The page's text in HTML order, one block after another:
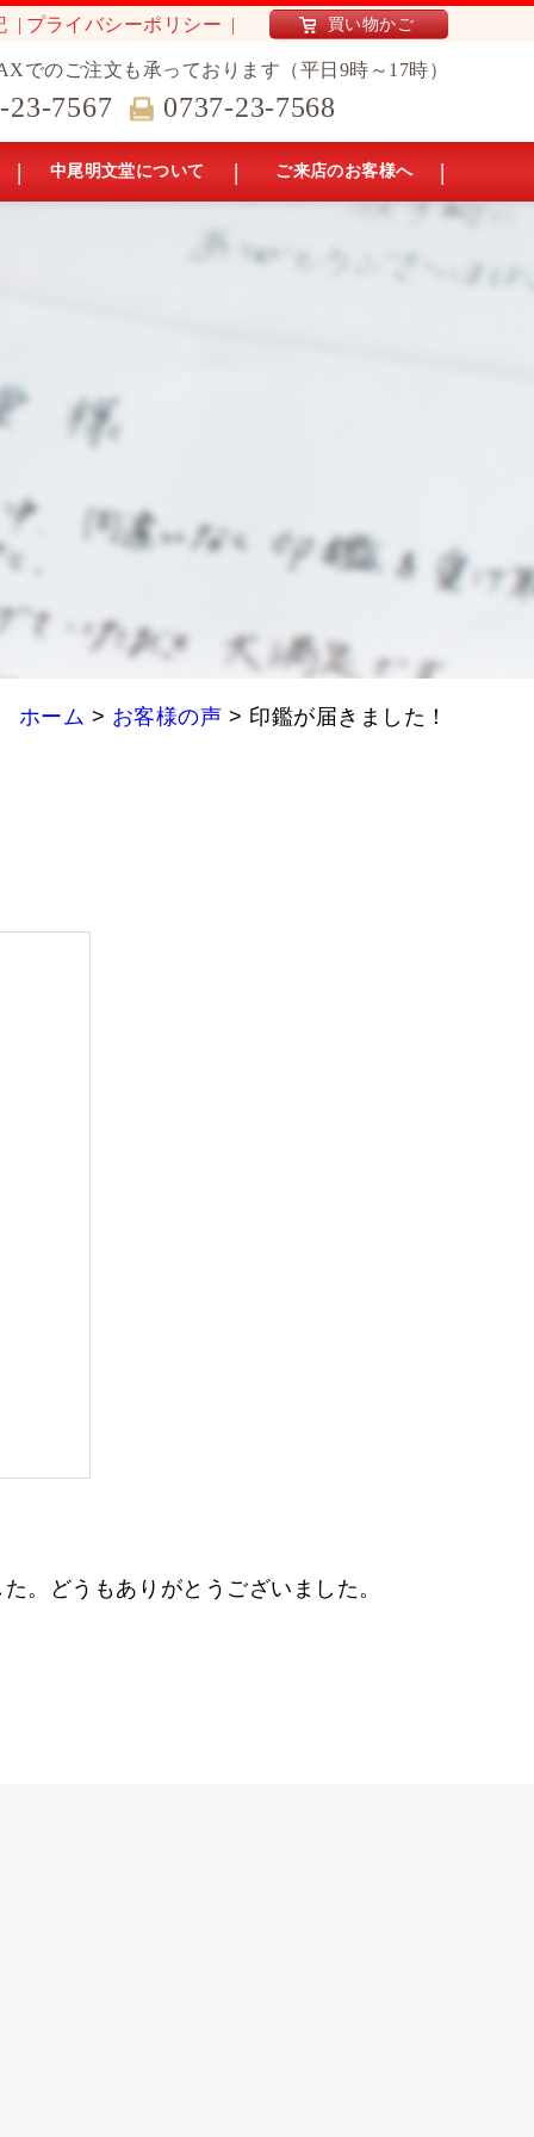
プライバシーポリシー 買い物かご
でのご注文も承っております（平日9時～17時）
23-7567 0737-23-7568
中尾明文堂について ご来店のお客様へ
ホーム > お客様の声 > 印鑑が届きました！
。どうもありがとうございました。